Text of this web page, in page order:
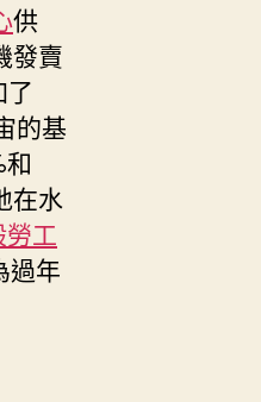
供
發賣
的基
在水
工
過年